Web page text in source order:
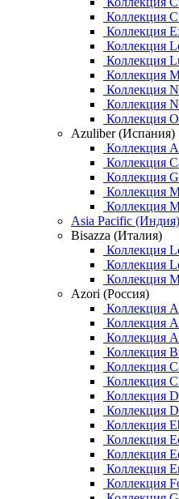
Коллекция
Коллекция
Коллекция
Коллекция
Коллекция
Коллекция
Коллекция
Коллекция
Azuliber (Испания)
Коллекция
Коллекция
Коллекция
Коллекция
Коллекция
Asia Pacific (Индия)
Bisazza (Италия)
Коллекция
Коллекция
Коллекция
Azori (Россия)
Коллекция
Коллекция
Коллекция
Коллекция
Коллекция
Коллекция
Коллекция
Коллекция
Коллекция
Коллекция
Коллекция
Коллекция
Коллекция